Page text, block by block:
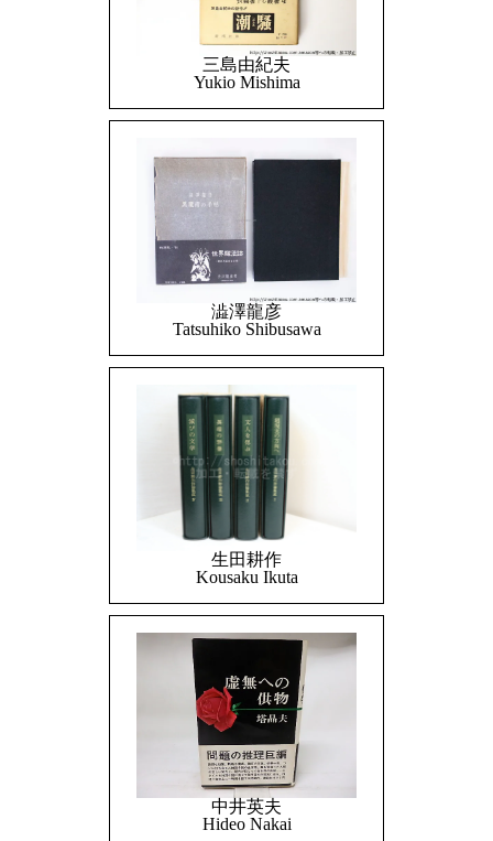
三島由紀夫
Yukio Mishima
澁澤龍彦
Tatsuhiko Shibusawa
生田耕作
Kousaku Ikuta
中井英夫
Hideo Nakai